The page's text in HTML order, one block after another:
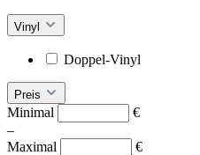
Vinyl
Doppel-Vinyl
Preis
Minimal
€
–
Maximal
€